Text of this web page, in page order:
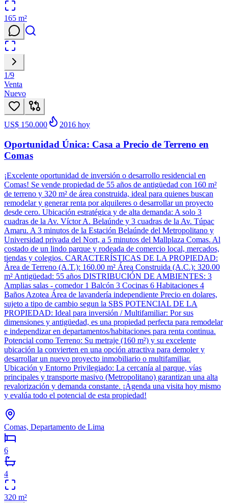
165 m²
1/9
Venta
Nuevo
US$ 150.000 2016 hoy
Oportunidad Única: Casa a Precio de Terreno en
Comas
¡Excelente oportunidad de inversión o desarrollo residencial en
Comas! Se vende propiedad de 55 años de antigüedad con 160 m²
de terreno y 320 m² de área construida, ideal para quienes buscan
remodelar y generar renta por alquileres o desarrollar un proyecto
desde cero. Ubicación estratégica y de alta demanda: A solo 3
cuadras de la Av. Víctor A. Belaúnde y 3 cuadras de la Av. Túpac
Amaru. A 3 minutos de la Estación Belaúnde del Metropolitano y
Universidad privada del Nort, a 5 minutos del Mallplaza Comas. Al
costado de un lindo parque y rodeada de comercio local, mercados,
tiendas y colegios. CARACTERÍSTICAS DE LA PROPIEDAD:
Área de Terreno (A.T.): 160.00 m² Área Construida (A.C.): 320.00
m² Antigüedad: 55 años DISTRIBUCIÓN DE AMBIENTES: 3
Amplias salas - comedor 1 Balcón 3 Cocinas 6 Habitaciones 4
Baños Azotea Área de lavandería independiente Precio en dolares,
sujeto a tipo de cambio segun la SBS POTENCIAL DE LA
PROPIEDAD: Ideal para inversión / Multifamiliar: Por sus
dimensiones y antigüedad, es una propiedad perfecta para remodelar
e independizar en departamentos/habitaciones para renta continua.
Potencial como Terreno: Su metraje (160 m²) y su excelente
ubicación la convierten en una opción atractiva para demoler y
desarrollar un nuevo proyecto inmobiliario o multifamiliar.
Ubicación y Entorno Privilegiado: La cercanía al parque, vías
principales y transporte masivo (Metropolitano) garantizan una alta
revalorización y demanda constante. ¡Agenda una visita hoy mismo
y evalúa todo el potencial de esta propiedad!
Comas, Departamento de Lima
6
4
320 m²